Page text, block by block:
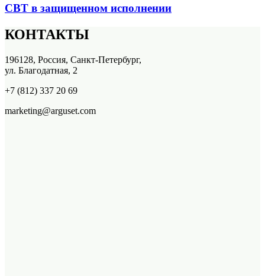
СВТ в защищенном исполнении
КОНТАКТЫ
196128, Россия, Санкт-Петербург,
ул. Благодатная, 2
+7 (812) 337 20 69
marketing@arguset.com